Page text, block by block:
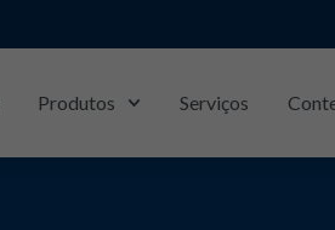
Produtos Serviços